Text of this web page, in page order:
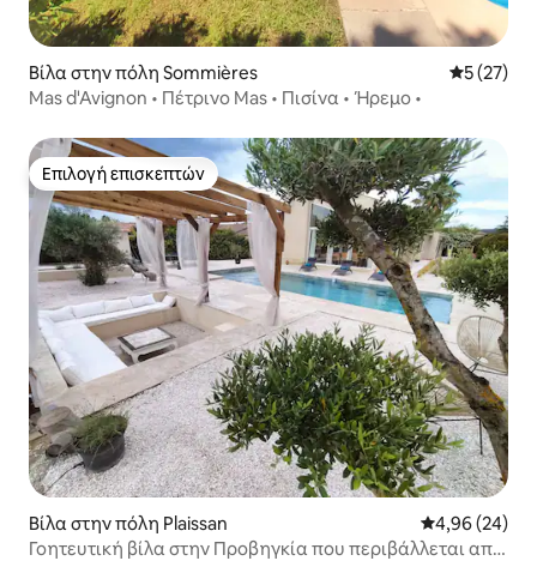
Βίλα στην πόλη Sommières Μέση
5 (27)
Mas d'Avignon • Πέτρινο Mas • Πισίνα • Ήρεμο •
Επιλογή επισκεπτών
Επιλογή επισκεπτών
Βίλα στην πόλη Plaissan Μέση
4,96 (24)
Γοητευτική βίλα στην Προβηγκία που περιβάλλεται από